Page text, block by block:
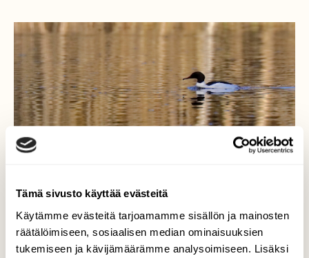
Tämä sivusto käyttää evästeitä
Käytämme evästeitä tarjoamamme sisällön ja mainosten
räätälöimiseen, sosiaalisen median ominaisuuksien
tukemiseen ja kävijämäärämme analysoimiseen. Lisäksi